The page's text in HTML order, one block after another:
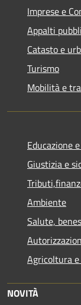
Imprese e
Appalti
Catasto e
Turismo
Mobilità e
Educazione
Giustizia e
Ambiente
Salute,
Agricoltura e
NOVITÀ